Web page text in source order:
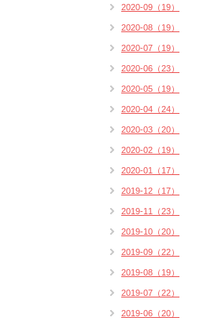
2020-09（19）
2020-08（19）
2020-07（19）
2020-06（23）
2020-05（19）
2020-04（24）
2020-03（20）
2020-02（19）
2020-01（17）
2019-12（17）
2019-11（23）
2019-10（20）
2019-09（22）
2019-08（19）
2019-07（22）
2019-06（20）